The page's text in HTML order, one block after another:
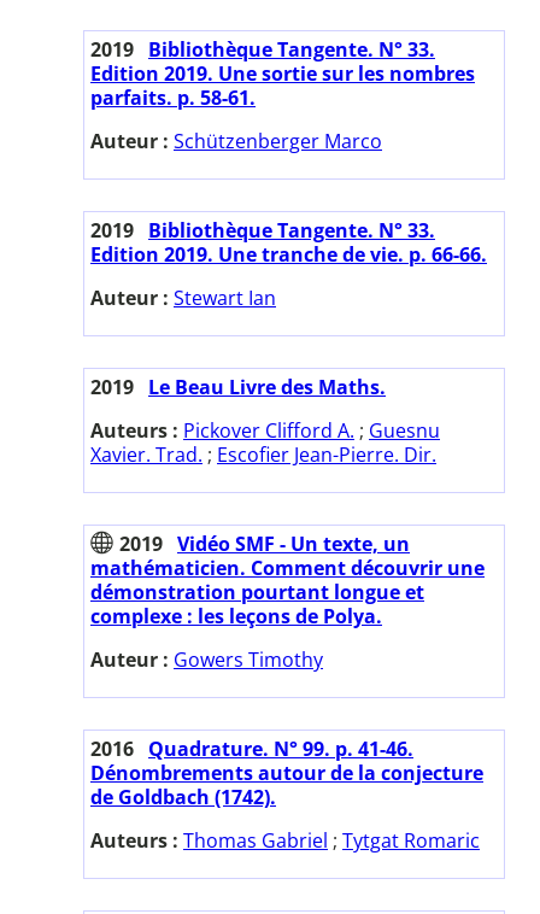
2019 Bibliothèque Tangente. N° 33.
Edition 2019. Une sortie sur les nombres
parfaits. p. 58-61.
Auteur : Schützenberger Marco
2019 Bibliothèque Tangente. N° 33.
Edition 2019. Une tranche de vie. p. 66-66.
Auteur : Stewart Ian
2019 Le Beau Livre des Maths.
Auteurs : Pickover Clifford A. ; Guesnu
Xavier. Trad. ; Escofier Jean-Pierre. Dir.
2019 Vidéo SMF - Un texte, un
mathématicien. Comment découvrir une
démonstration pourtant longue et
complexe : les leçons de Polya.
Auteur : Gowers Timothy
2016 Quadrature. N° 99. p. 41-46.
Dénombrements autour de la conjecture
de Goldbach (1742).
Auteurs : Thomas Gabriel ; Tytgat Romaric